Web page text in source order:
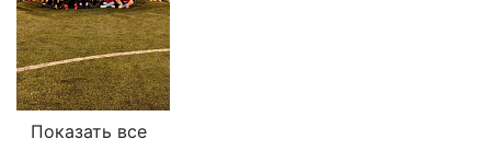
Показать все